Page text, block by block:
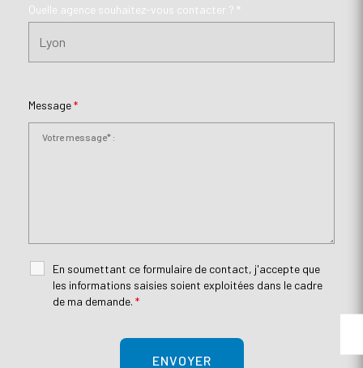
Quelle agence souhaitez-vous contacter ? *
Message*
En soumettant ce formulaire de contact, j'accepte que
les informations saisies soient exploitées dans le cadre
de ma demande. *